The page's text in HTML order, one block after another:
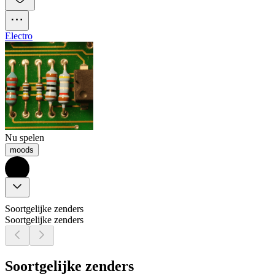
Electro
Nu spelen
moods
Soortgelijke zenders
Soortgelijke zenders
Soortgelijke zenders